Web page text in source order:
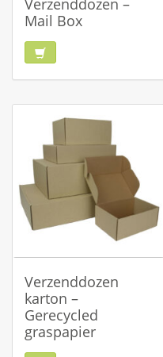
Verzenddozen –
Mail Box
Verzenddozen
karton –
Gerecycled
graspapier